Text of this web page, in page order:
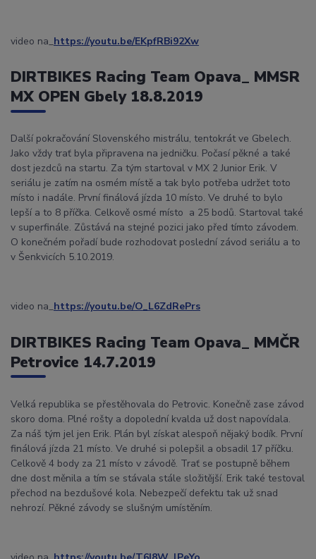
video na_https://youtu.be/EKpfRBi92Xw
DIRTBIKES Racing Team Opava_ MMSR
MX OPEN Gbely 18.8.2019
Další pokračování Slovenského mistrálu, tentokrát ve Gbelech.
Jako vždy trať byla připravena na jedničku. Počasí pěkné a také
dost jezdců na startu. Za tým startoval v MX 2 Junior Erik. V
seriálu je zatím na osmém místě a tak bylo potřeba udržet toto
místo i nadále. První finálová jízda 10 místo. Ve druhé to bylo
lepší a to 8 příčka. Celkově osmé místo a 25 bodů. Startoval také
v superfinále. Zůstává na stejné pozici jako před tímto závodem.
O konečném pořadí bude rozhodovat poslední závod seriálu a to
v Šenkvicích 5.10.2019.
video na_https://youtu.be/O_L6ZdRePrs
DIRTBIKES Racing Team Opava_ MMČR
Petrovice 14.7.2019
Velká republika se přestěhovala do Petrovic. Konečně zase závod
skoro doma. Plné rošty a dopolední kvalda už dost napovídala.
Za náš tým jel jen Erik. Plán byl získat alespoň nějaký bodík. První
finálová jízda 21 místo. Ve druhé si polepšil a obsadil 17 příčku.
Celkově 4 body za 21 místo v závodě. Trať se postupně během
dne dost měnila a tím se stávala stále složitější. Erik také testoval
přechod na bezdušové kola. Nebezpečí defektu tak už snad
nehrozí. Pěkné závody se slušným umístěním.